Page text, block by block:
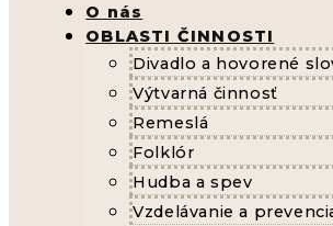
O nás
OBLASTI ČINNOSTI
Divadlo a hovorené
Výtvarná činnosť
Remeslá
Folklór
Hudba a spev
Vzdelávanie a